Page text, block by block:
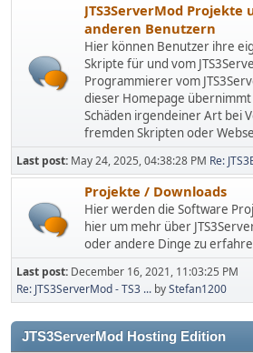
JTS3ServerMod Projekte
anderen Benutzern
Hier können Benutzer ihre
Skripte für und vom
Programmierer vom
dieser Homepage
Schäden irgendeiner Art bei
fremden Skripten oder
Last post: May 24, 2025, 04:38:28 PM Re:
Projekte / Downloads
Hier werden die Software
hier um mehr über
oder andere Dinge zu
Last post: December 16, 2021, 11:03:25 PM
Re: JTS3ServerMod - TS3 ... byStefan1200
JTS3ServerMod Hosting Edition